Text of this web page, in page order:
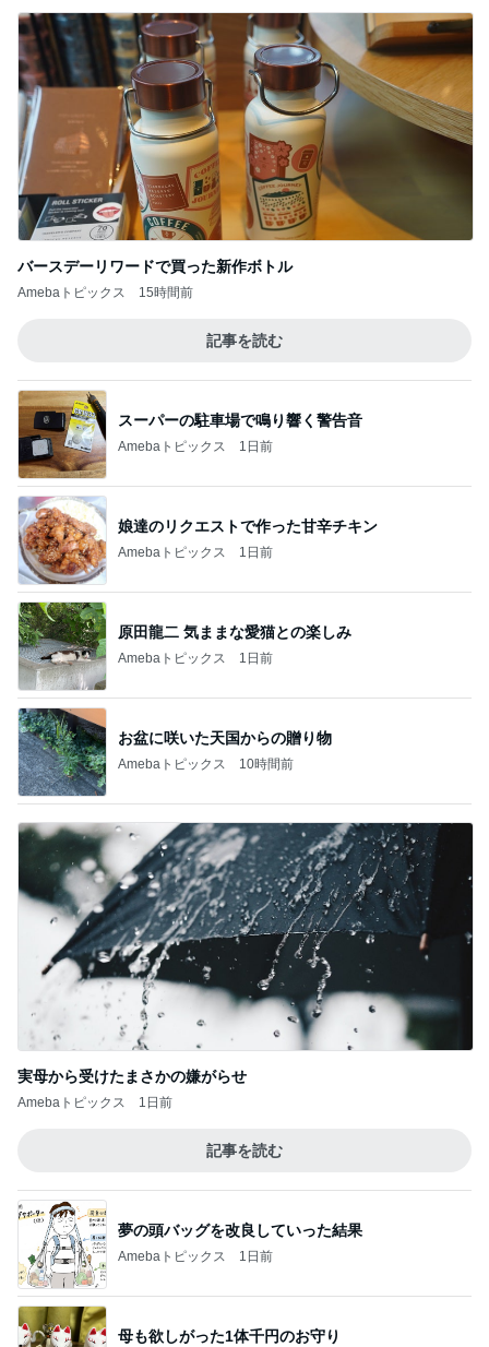
バースデーリワードで買った新作ボトル
Amebaトピックス 15時間前
記事を読む
スーパーの駐車場で鳴り響く警告音
Amebaトピックス 1日前
娘達のリクエストで作った甘辛チキン
Amebaトピックス 1日前
原田龍二 気ままな愛猫との楽しみ
Amebaトピックス 1日前
お盆に咲いた天国からの贈り物
Amebaトピックス 10時間前
実母から受けたまさかの嫌がらせ
Amebaトピックス 1日前
記事を読む
夢の頭バッグを改良していった結果
Amebaトピックス 1日前
母も欲しがった1体千円のお守り